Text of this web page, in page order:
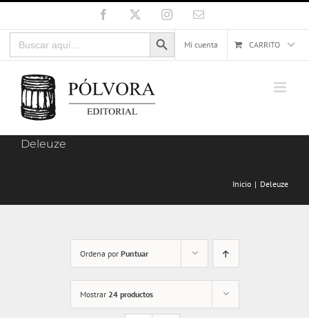
al
contenido
Facebook InstagramCorreo
Buscar:
Botón de búsqueda
Mi cuenta
CARRITO
Deleuze
Inicio Deleuze
Ordena por Puntuar
Mostrar 24 productos